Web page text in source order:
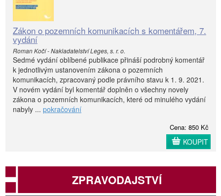
Zákon o pozemních komunikacích s komentářem, 7.
vydání
Roman Kočí - Nakladatelství Leges, s. r. o.
Sedmé vydání oblíbené publikace přináší podrobný komentář
k jednotlivým ustanovením zákona o pozemních
komunikacích, zpracovaný podle právního stavu k 1. 9. 2021.
V novém vydání byl komentář doplněn o všechny novely
zákona o pozemních komunikacích, které od minulého vydání
nabyly ... pokračování
Cena: 850 Kč
KOUPIT
ZPRAVODAJSTVÍ